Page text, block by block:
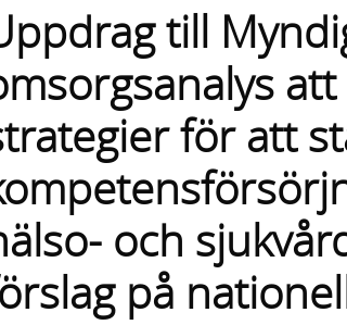
till
för att
och
på